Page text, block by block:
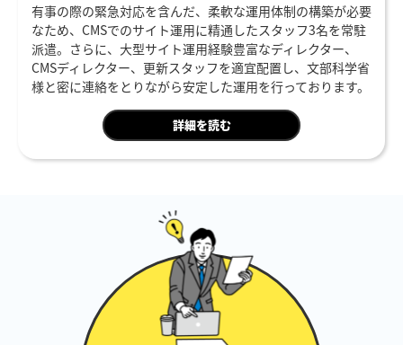
有事の際の緊急対応を含んだ、柔軟な運用体制の構築が必要
なため、CMSでのサイト運用に精通したスタッフ3名を常駐
派遣。さらに、大型サイト運用経験豊富なディレクター、
CMSディレクター、更新スタッフを適宜配置し、文部科学省
様と密に連絡をとりながら安定した運用を行っております。
詳細を読む